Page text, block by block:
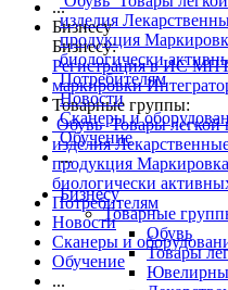
изделия
продукция
биологически
Потребителям
Новости
Сканеры и
Обучение
...
Бизнесу
Товарные
Обувь
Товары
...
Бизнесу
Бизнесу:
Регистрация в ИС
маркировки
Товарные группы:
ОбувьТовары легкой
изделия
продукция
биологически
Потребителям
Новости
Сканеры и
Обучение
...